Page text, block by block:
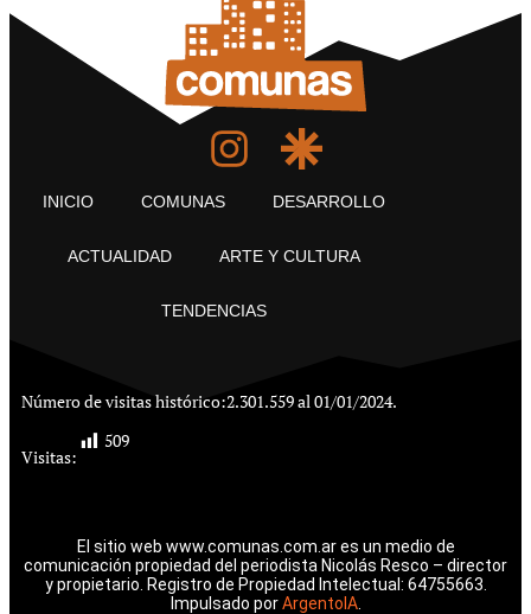
INICIO COMUNAS DESARROLLO
ACTUALIDAD ARTE Y CULTURA
TENDENCIAS
Número de visitas histórico:2.301.559 al 01/01/2024.
Visitas:
509
El sitio web www.comunas.com.ar es un medio de
comunicación propiedad del periodista Nicolás Resco – director
y propietario. Registro de Propiedad Intelectual: 64755663.
Impulsado porArgentoIA.